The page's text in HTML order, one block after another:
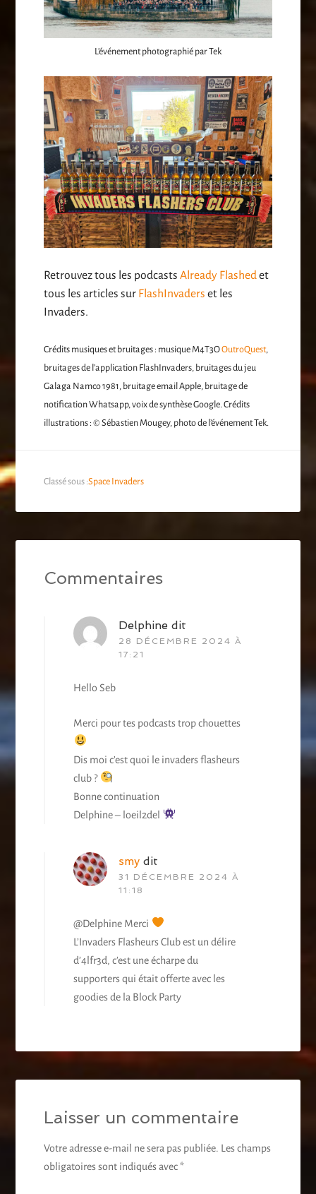
L’événement photographié par Tek
Retrouvez tous les podcastsAlready Flashedet
tous les articles sur FlashInvaders et les
Invaders.
Crédits musiques et bruitages : musique M4T3OOutroQuest,
bruitages de l’application FlashInvaders, bruitages du jeu
Galaga Namco 1981, bruitage email Apple, bruitage de
notification Whatsapp, voix de synthèse Google. Crédits
illustrations : © Sébastien Mougey, photo de l’événement Tek.
Classé sous :Space Invaders
Commentaires
Delphine dit
28 DÉCEMBRE 2024 À
17:21
Hello Seb
Merci pour tes podcasts trop chouettes
Dis moi c’est quoi le invaders flasheurs
club ?
Bonne continuation
Delphine – loeil2del
smy dit
31 DÉCEMBRE 2024 À
11:18
@Delphine Merci
L’Invaders Flasheurs Club est un délire
d’4lfr3d, c’est une écharpe du
supporters qui était offerte avec les
goodies de la Block Party
Laisser un commentaire
Votre adresse e-mail ne sera pas publiée. Les champs
obligatoires sont indiqués avec*